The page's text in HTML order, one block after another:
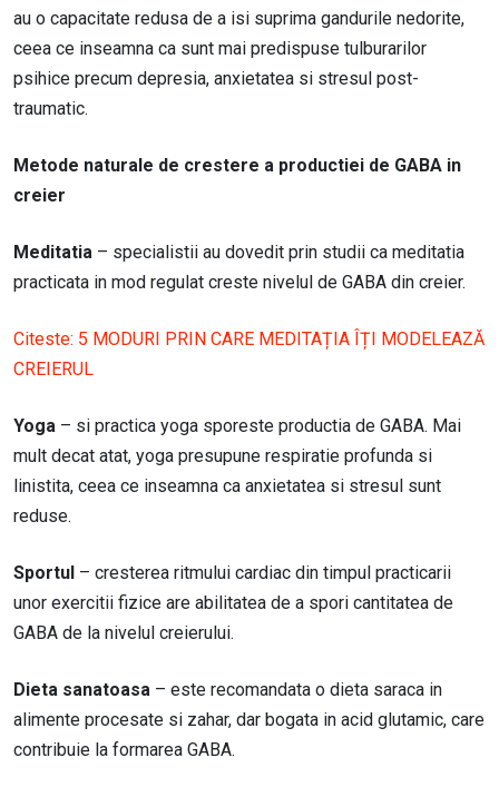
au o capacitate redusa de a isi suprima gandurile nedorite,
ceea ce inseamna ca sunt mai predispuse tulburarilor
psihice precum depresia, anxietatea si stresul post-
traumatic.
Metode naturale de crestere a productiei de GABA in
creier
Meditatia – specialistii au dovedit prin studii ca meditatia
practicata in mod regulat creste nivelul de GABA din creier.
Citeste: 5 MODURI PRIN CARE MEDITAȚIA ÎȚI MODELEAZĂ
CREIERUL
Yoga – si practica yoga sporeste productia de GABA. Mai
mult decat atat, yoga presupune respiratie profunda si
linistita, ceea ce inseamna ca anxietatea si stresul sunt
reduse.
Sportul – cresterea ritmului cardiac din timpul practicarii
unor exercitii fizice are abilitatea de a spori cantitatea de
GABA de la nivelul creierului.
Dieta sanatoasa – este recomandata o dieta saraca in
alimente procesate si zahar, dar bogata in acid glutamic, care
contribuie la formarea GABA.